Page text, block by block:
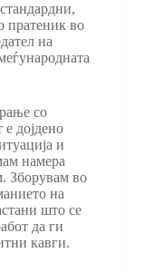
пратеник во
на
со
дојдено
и
намера
Зборувам во
на
што се
да ги
кавги.